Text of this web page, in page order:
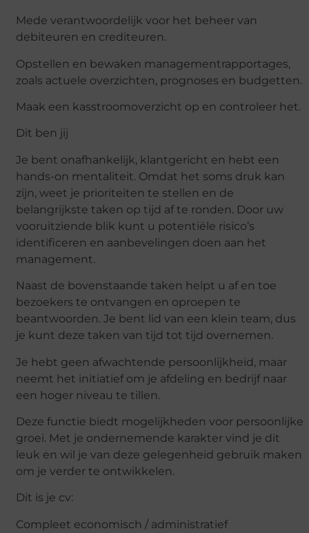
Mede verantwoordelijk voor het beheer van
debiteuren en crediteuren.
Opstellen en bewaken managementrapportages,
zoals actuele overzichten, prognoses en budgetten.
Maak een kasstroomoverzicht op en controleer het.
Dit ben jij
Je bent onafhankelijk, klantgericht en hebt een
hands-on mentaliteit. Omdat het soms druk kan
zijn, weet je prioriteiten te stellen en de
belangrijkste taken op tijd af te ronden. Door uw
vooruitziende blik kunt u potentiële risico’s
identificeren en aanbevelingen doen aan het
management.
Naast de bovenstaande taken helpt u af en toe
bezoekers te ontvangen en oproepen te
beantwoorden. Je bent lid van een klein team, dus
je kunt deze taken van tijd tot tijd overnemen.
Je hebt geen afwachtende persoonlijkheid, maar
neemt het initiatief om je afdeling en bedrijf naar
een hoger niveau te tillen.
Deze functie biedt mogelijkheden voor persoonlijke
groei. Met je ondernemende karakter vind je dit
leuk en wil je van deze gelegenheid gebruik maken
om je verder te ontwikkelen.
Dit is je cv:
Compleet economisch / administratief